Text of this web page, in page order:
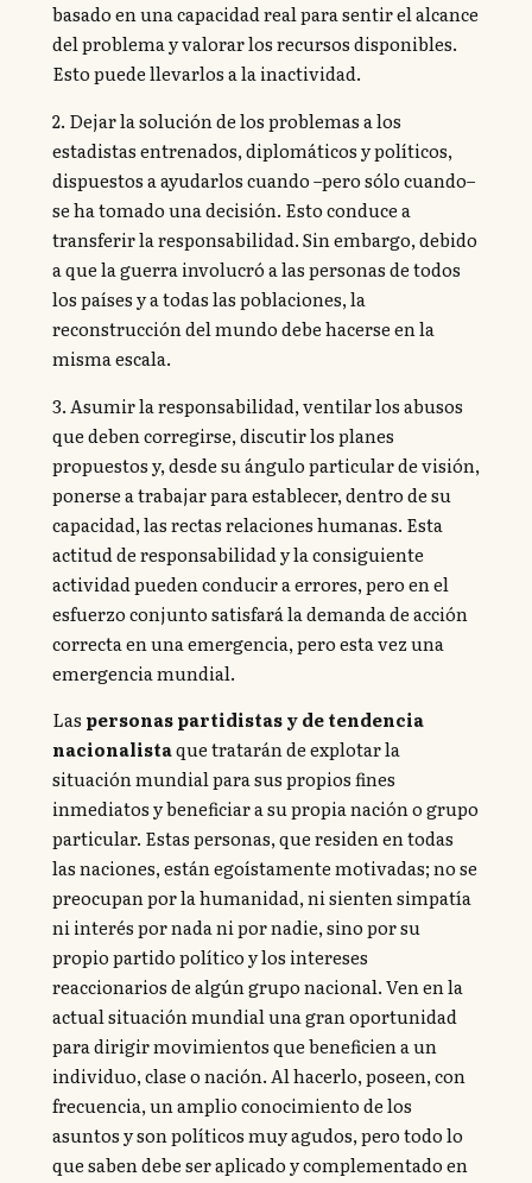
basado en una capacidad real para sentir el alcance
del problema y valorar los recursos disponibles.
Esto puede llevarlos a la inactividad.
2. Dejar la solución de los problemas a los
estadistas entrenados, diplomáticos y políticos,
dispuestos a ayudarlos cuando –pero sólo cuando–
se ha tomado una decisión. Esto conduce a
transferir la responsabilidad. Sin embargo, debido
a que la guerra involucró a las personas de todos
los países y a todas las poblaciones, la
reconstrucción del mundo debe hacerse en la
misma escala.
3. Asumir la responsabilidad, ventilar los abusos
que deben corregirse, discutir los planes
propuestos y, desde su ángulo particular de visión,
ponerse a trabajar para establecer, dentro de su
capacidad, las rectas relaciones humanas. Esta
actitud de responsabilidad y la consiguiente
actividad pueden conducir a errores, pero en el
esfuerzo conjunto satisfará la demanda de acción
correcta en una emergencia, pero esta vez una
emergencia mundial.
Laspersonas partidistas y de tendencia
nacionalistaque tratarán de explotar la
situación mundial para sus propios fines
inmediatos y beneficiar a su propia nación o grupo
particular. Estas personas, que residen en todas
las naciones, están egoístamente motivadas; no se
preocupan por la humanidad, ni sienten simpatía
ni interés por nada ni por nadie, sino por su
propio partido político y los intereses
reaccionarios de algún grupo nacional. Ven en la
actual situación mundial una gran oportunidad
para dirigir movimientos que beneficien a un
individuo, clase o nación. Al hacerlo, poseen, con
frecuencia, un amplio conocimiento de los
asuntos y son políticos muy agudos, pero todo lo
que saben debe ser aplicado y complementado en